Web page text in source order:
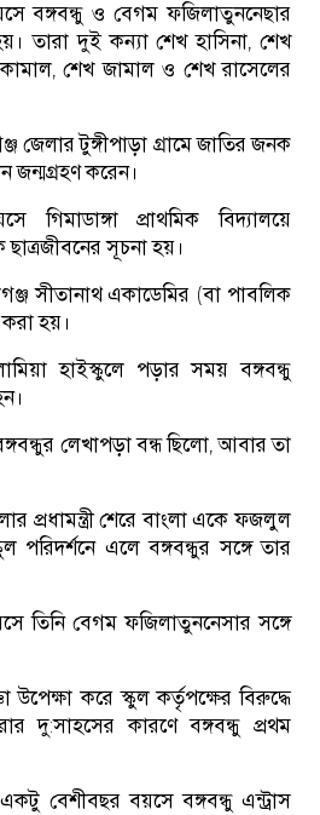
বঙ্গবন্ধু ও বেগম ফজিলাতুননেছার
তারা দুই কন্যা শেখ হাসিনা, শেখ
শেখ জামাল ও শেখ রাসেলের
জেলার টুঙ্গীপাড়া গ্রামে জাতির জনক
জন্মগ্রহণ করেন।
প্রাথমিক বিদ্যালয়ে
ছাত্রজীবনের সূচনা হয়।
সীতানাথ একাডেমির (বা পাবলিক
করা হয়।
হাইস্কুলে পড়ার সময় বঙ্গবন্ধু
লেখাপড়া বন্ধ ছিলো, আবার তা
প্রধামন্ত্রী শেরে বাংলা একে ফজলুল
এলে বঙ্গবন্ধুর সঙ্গে তার
তিনি বেগম ফজিলাতুননেসার সঙ্গে
উপেক্ষা করে স্কুল কর্তৃপক্ষের বিরুদ্ধে
দু:সাহসের কারণে বঙ্গবন্ধু প্রথম
বেশীবছর বয়সে বঙ্গবন্ধু এন্ট্রাস